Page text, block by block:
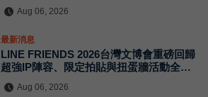
Aug 06, 2026
最新消息
LINE FRIENDS 2026台灣文博會重磅回歸
超強IP陣容、限定拍貼與扭蛋牆活動全公
Aug 06, 2026